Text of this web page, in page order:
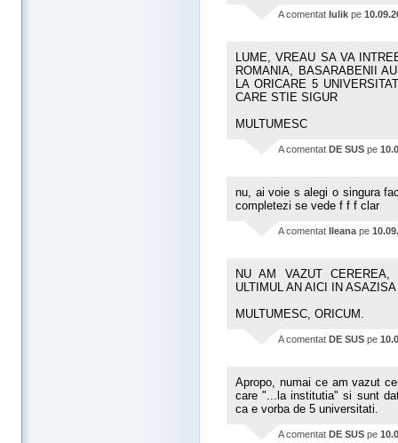
A comentat Iulik pe
LUME, VREAU SA VA
ROMANIA, BASARABENII
LA ORICARE 5
CARE STIE SIGUR
MULTUMESC
A comentat DE SUS pe
nu, ai voie s alegi o singura
completezi se vede f f f clar
A comentat Ileana pe
NU AM VAZUT
ULTIMUL AN AICI IN
MULTUMESC, ORICUM.
A comentat DE SUS pe
Apropo, numai ce am vazut
care "...la institutia" si sunt
ca e vorba de 5 universitati.
A comentat DE SUS pe